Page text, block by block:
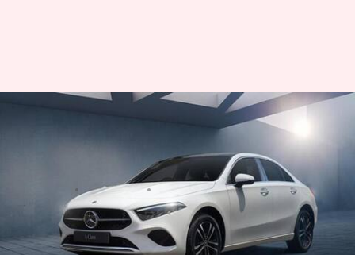
मर्सिडीज-बेंज A-क्लास फेसलिफ्ट
भारत में हुई लॉन्च, जानिए इसके
फीचर्स और कीमत
May 24, 2023 02:22 pm
क्या है खबर?